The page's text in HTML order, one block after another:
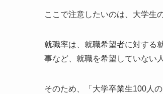
ここで注意したいのは、大学生
就職率は、就職希望者に対する
事など、就職を希望していない
そのため、「大学卒業生100人